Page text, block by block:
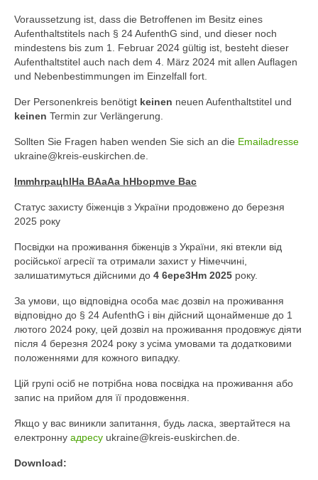
Voraussetzung ist, dass die Betroffenen im Besitz eines
Aufenthaltstitels nach § 24 AufenthG sind, und dieser noch
mindestens bis zum 1. Februar 2024 gültig ist, besteht dieser
Aufenthaltstitel auch nach dem 4. März 2024 mit allen Auflagen
und Nebenbestimmungen im Einzelfall fort.
Der Personenkreis benötigt keinen neuen Aufenthaltstitel und
keinen Termin zur Verlängerung.
Sollten Sie Fragen haben wenden Sie sich an die Emailadresse
ukraine@kreis-euskirchen.de.
ImmhrpaцhlHa BAaAa hHbopmve Bac
Статус захисту біженців з України продовжено до березня
2025 року
Посвідки на проживання біженців з України, які втекли від
російської агресії та отримали захист у Німеччині,
залишатимуться дійсними до 4 6epe3Hm 2025 року.
За умови, що відповідна особа має дозвіл на проживання
відповідно до § 24 AufenthG і він дійсний щонайменше до 1
лютого 2024 року, цей дозвіл на проживання продовжує діяти
після 4 березня 2024 року з усіма умовами та додатковими
положеннями для кожного випадку.
Цій групі осіб не потрібна нова посвідка на проживання або
запис на прийом для її продовження.
Якщо у вас виникли запитання, будь ласка, звертайтеся на
електронну адресу ukraine@kreis-euskirchen.de.
Download: